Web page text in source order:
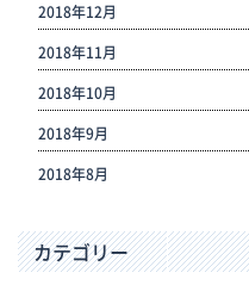
2018年12月
2018年11月
2018年10月
2018年9月
2018年8月
カテゴリー